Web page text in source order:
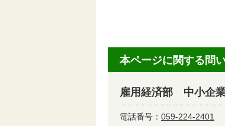
本ページに関する問
雇用経済部 中小企
電話番号： 059-224-2401